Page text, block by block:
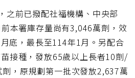
之前已撥配社福機構、中央部
本署庫存量尚有3,046萬劑，效
底，最長至114年1月。另配合
接種，發放65歲以上長者10劑/
，原規劃第一批次發放2,637萬